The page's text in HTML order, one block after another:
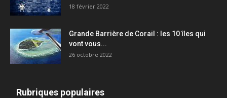
18 février 2022
Grande Barrière de Corail : les 10 îles qui
vont vous...
26 octobre 2022
Rubriques populaires